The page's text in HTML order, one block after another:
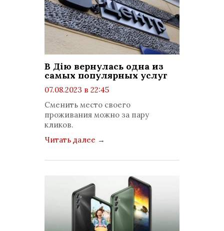
В Дію вернулась одна из
самых популярных услуг
07.08.2023 в 22:45
комментариев: 0
Сменить место своего
проживания можно за пару
кликов.
Читать далее →